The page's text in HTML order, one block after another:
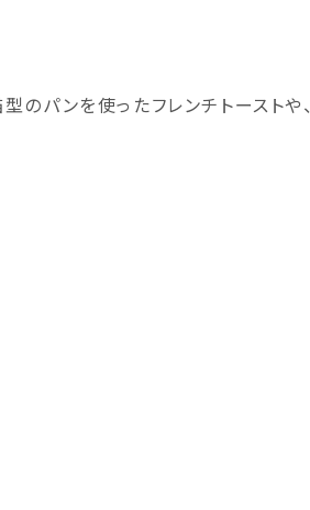
のパンを使ったフレンチトーストや、